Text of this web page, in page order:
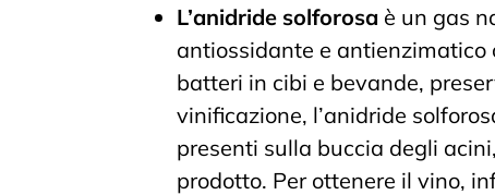
L’anidride solforosaè un gas
antiossidante e
batteri in cibi e bevande,
vinificazione, l’anidride
presenti sulla buccia degli
prodotto. Per ottenere il vino,